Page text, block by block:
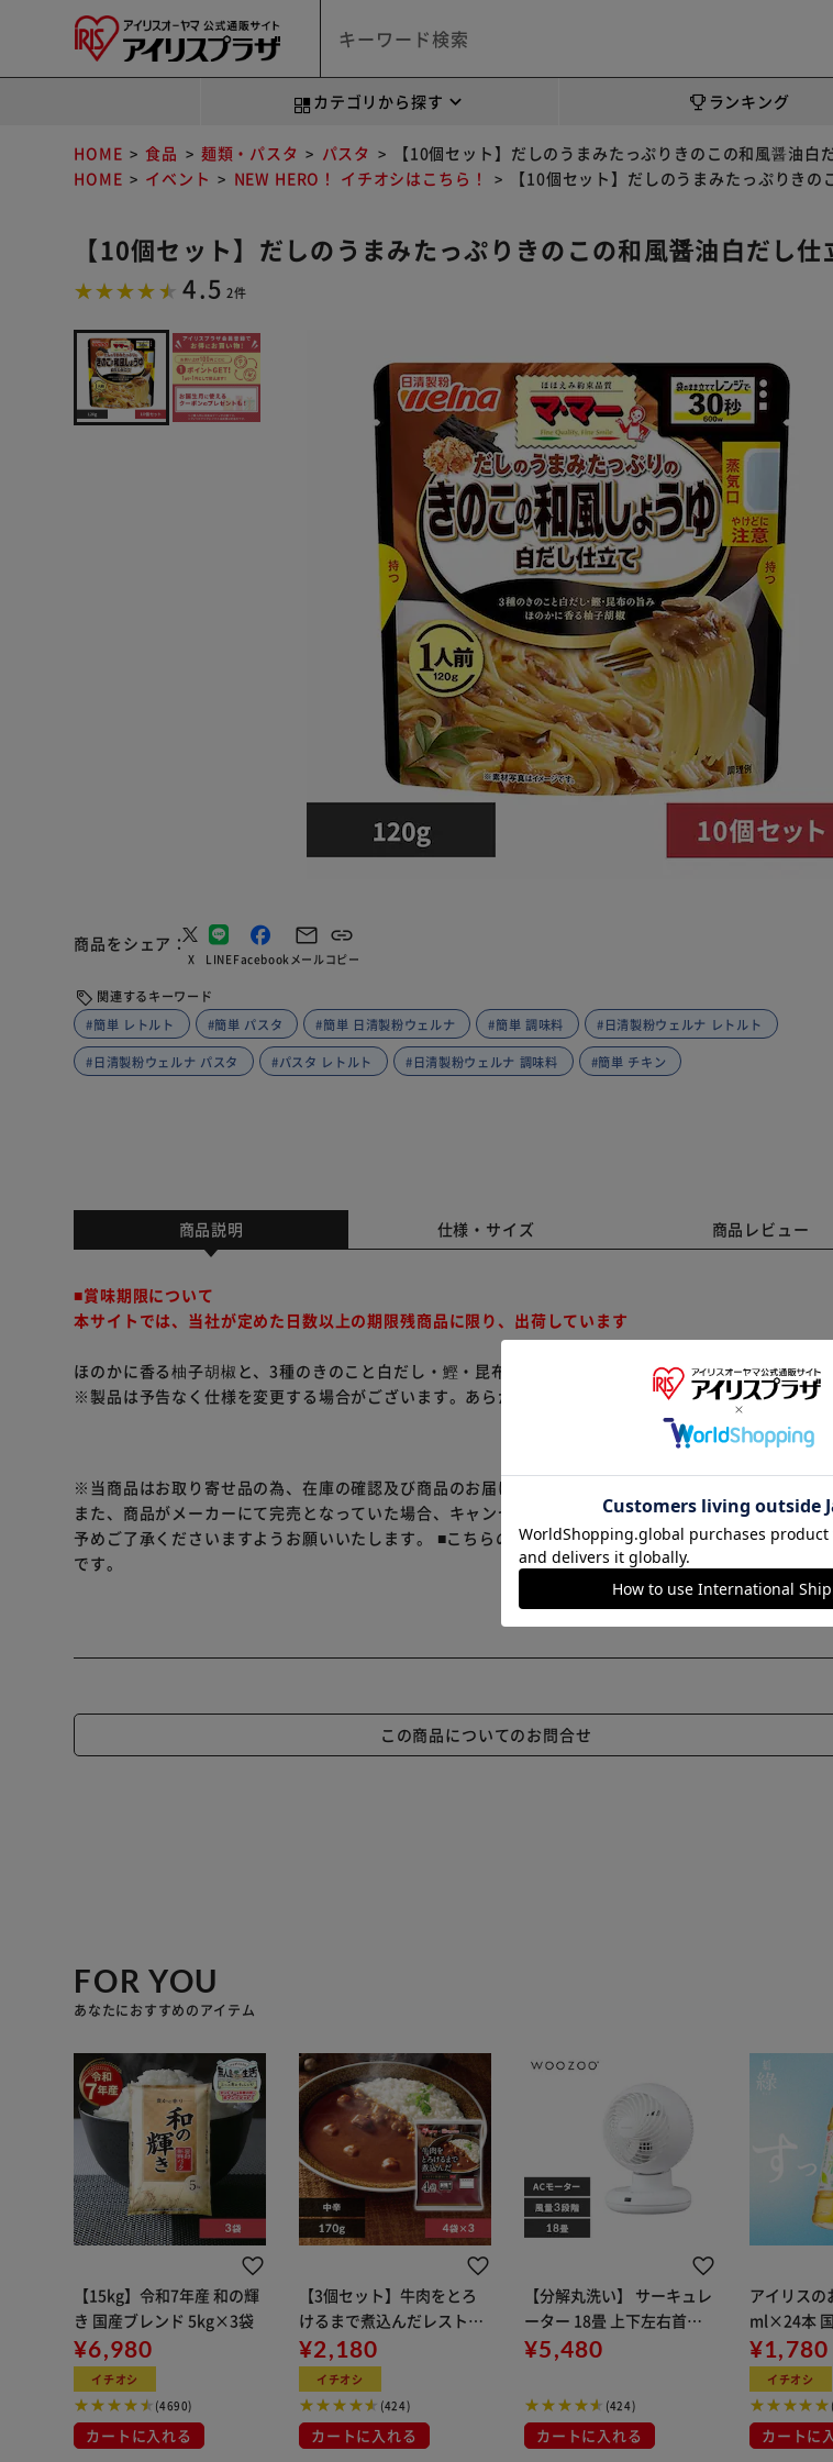
カテゴリから探す ランキング
HOME 食品 麺類・パスタ パスタ
【10個セット】だしのうまみたっぷりきのこの和風醤油白
HOME
イベント NEW HERO！ イチオシはこちら！ 【10個セット】だしのうまみたっぷりき
【10個セット】だしのうまみたっぷりきのこの和風醤油白だし仕
4.5 2件
商品をシェア
X LINEFacebook メールコピー
関連するキーワード
#簡単 レトルト
#簡単 パスタ #簡単 日清製粉ウェルナ #簡単 調味料 #日清製粉ウェルナ レトルト
#日清製粉ウェルナ パスタ #パスタ レトルト #日清製粉ウェルナ 調味料 #簡単 チキン
商品説明 仕様・サイズ 商品レビュー
■賞味期限について
本サイトでは、当社が定めた日数以上の期限残商品に限り、出荷しています
ほのかに香る柚子胡椒と、3種のきのこと白だし・鰹・昆布の旨みがたっぷり
※製品は予告なく仕様を変更する場合がございます。あらかじめご了承ください。
※当商品はお取り寄せ品の為、在庫の確認及び商品のお届けまでお時間を頂く場合がございます。
また、商品がメーカーにて完売となっていた場合、キャンセル又は注文内容の変更をお願いいたしてお
予めご了承くださいますようお願いいたします。 ■こちらの商品はアイリスプラザがセレクトしたオス
です。
この商品についてのお問合せ
FOR YOU
あなたにおすすめのアイテム
【15kg】令和7年産 和の輝
き 国産ブレンド 5kg×3袋
¥6,980
イチオシ
(4690)
カートに入れる
【3個セット】牛肉をとろ
けるまで煮込んだレストラ
ン仕様カレー 170g×4食パ
ック
¥2,180
イチオシ
(424)
カートに入れる
【分解丸洗い】 サーキュレ
ーター 18畳 上下左右首振
り PCF-BC15TEC-W ホワイ
¥5,480
(424)
カートに入れる
アイリスの
ml×24本
用
¥1,780
イチオシ
カートに
※ご確認ください